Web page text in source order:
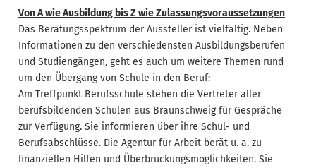
Von A wie Ausbildung bis Z wie Zulassungsvoraussetzungen
Das Beratungsspektrum der Aussteller ist vielfältig. Neben
Informationen zu den verschiedensten Ausbildungsberufen
und Studiengängen, geht es auch um weitere Themen rund
um den Übergang von Schule in den Beruf:
Am Treffpunkt Berufsschule stehen die Vertreter aller
berufsbildenden Schulen aus Braunschweig für Gespräche
zur Verfügung. Sie informieren über ihre Schul- und
Berufsabschlüsse. Die Agentur für Arbeit berät u. a. zu
finanziellen Hilfen und Überbrückungsmöglichkeiten. Sie